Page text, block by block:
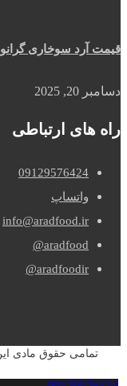
قیمت آرد سوخاری گرانولی نارنجی
دسامبر 20, 2025
راه های ارتباطی
09129576424
واتساپ
info@aradfood.ir
aradfood@
aradfoodir@
تمامی حقوق مادی